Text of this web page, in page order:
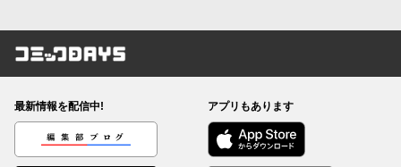
コミックDAYS
最新情報を配信中!
編集部ブログ
アプリもあります